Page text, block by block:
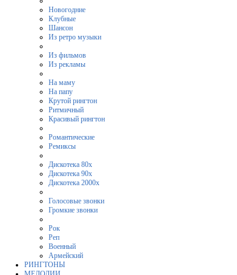
Новогодние
Клубные
Шансон
Из ретро музыки
Из фильмов
Из рекламы
На маму
На папу
Крутой рингтон
Ритмичный
Красивый рингтон
Романтические
Ремиксы
Дискотека 80х
Дискотека 90х
Дискотека 2000х
Голосовые звонки
Громкие звонки
Рок
Реп
Военный
Армейский
РИНГТОНЫ